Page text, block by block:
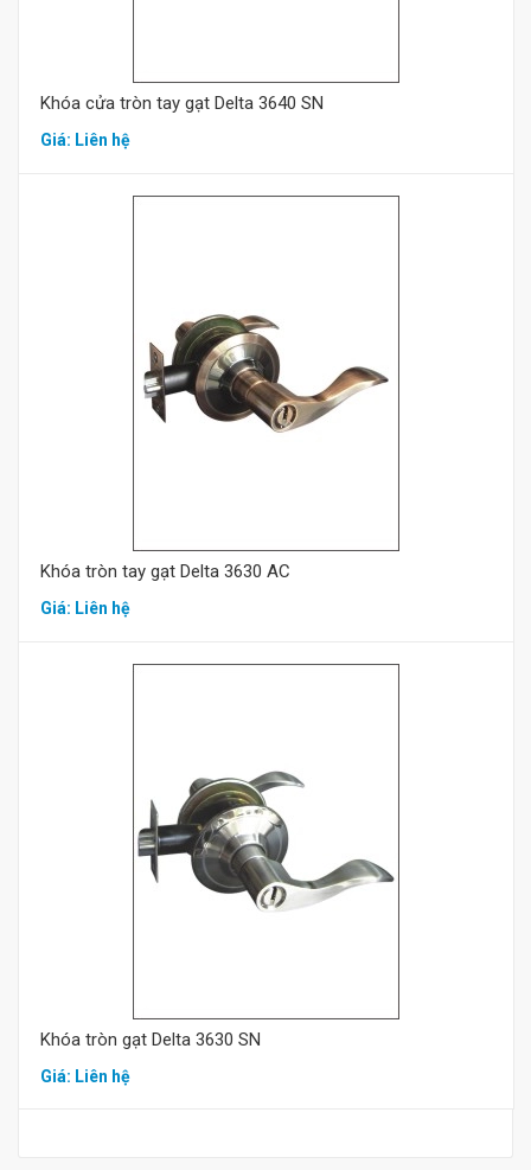
Khóa cửa tròn tay gạt Delta 3640 SN
Giá: Liên hệ
Mua hàng
Khóa tròn tay gạt Delta 3630 AC
Giá: Liên hệ
Mua hàng
Khóa tròn gạt Delta 3630 SN
Giá: Liên hệ